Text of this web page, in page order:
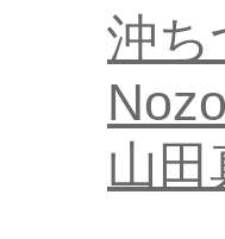
沖ち
山田